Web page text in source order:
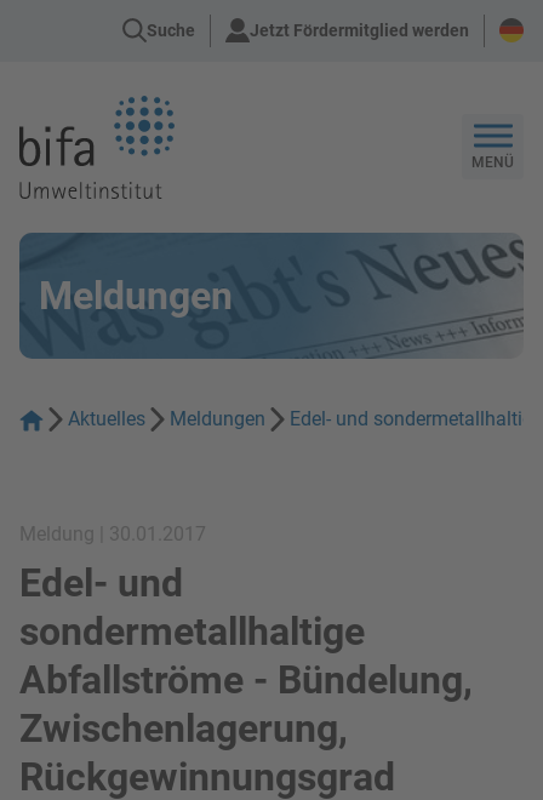
Suche Jetzt Fördermitglied werden
MENÜ
Meldungen
Aktuelles Meldungen Edel- und
Meldung | 30.01.2017
Edel- und
sondermetallhaltige
Abfallströme - Bündelung,
Zwischenlagerung,
Rückgewinnungsgrad